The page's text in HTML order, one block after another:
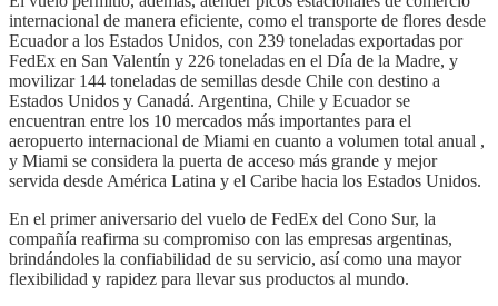
internacional de manera eficiente, como el transporte de flores desde
Ecuador a los Estados Unidos, con 239 toneladas exportadas por
FedEx en San Valentín y 226 toneladas en el Día de la Madre, y
movilizar 144 toneladas de semillas desde Chile con destino a
Estados Unidos y Canadá. Argentina, Chile y Ecuador se
encuentran entre los 10 mercados más importantes para el
aeropuerto internacional de Miami en cuanto a volumen total anual ,
y Miami se considera la puerta de acceso más grande y mejor
servida desde América Latina y el Caribe hacia los Estados Unidos.
En el primer aniversario del vuelo de FedEx del Cono Sur, la
compañía reafirma su compromiso con las empresas argentinas,
brindándoles la confiabilidad de su servicio, así como una mayor
flexibilidad y rapidez para llevar sus productos al mundo.